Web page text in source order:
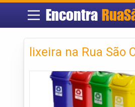
Encontra
lixeira na Rua São